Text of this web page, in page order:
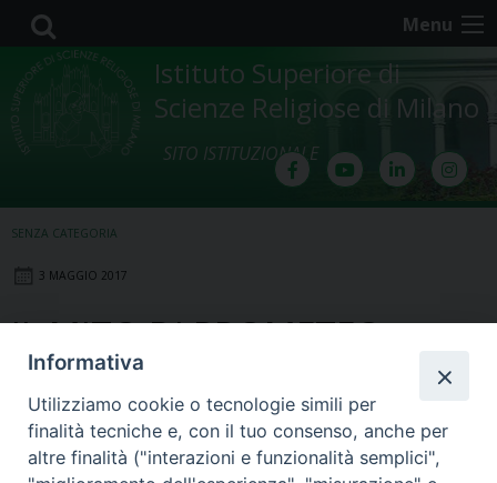
Skip
content
Menu
Istituto Superiore di
Scienze Religiose di Milano
SITO ISTITUZIONALE
SENZA CATEGORIA
3 MAGGIO 2017
IL MITO DI PROMETEO:
risemantizzazione di
iconografie romane in
chiave cristiana.
Informativa
Utilizziamo cookie o tecnologie simili per
finalità tecniche e, con il tuo consenso, anche per
altre finalità ("interazioni e funzionalità semplici",